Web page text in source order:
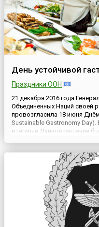
День устойчивой
Праздники ООН
21 декабря 2016 года
Объединенных Наций своей
провозгласила 18 июня
Sustainable Gastronomy
впервые.Данное решение
разнообразием мира. А